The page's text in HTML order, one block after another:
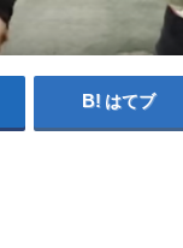
はてブ